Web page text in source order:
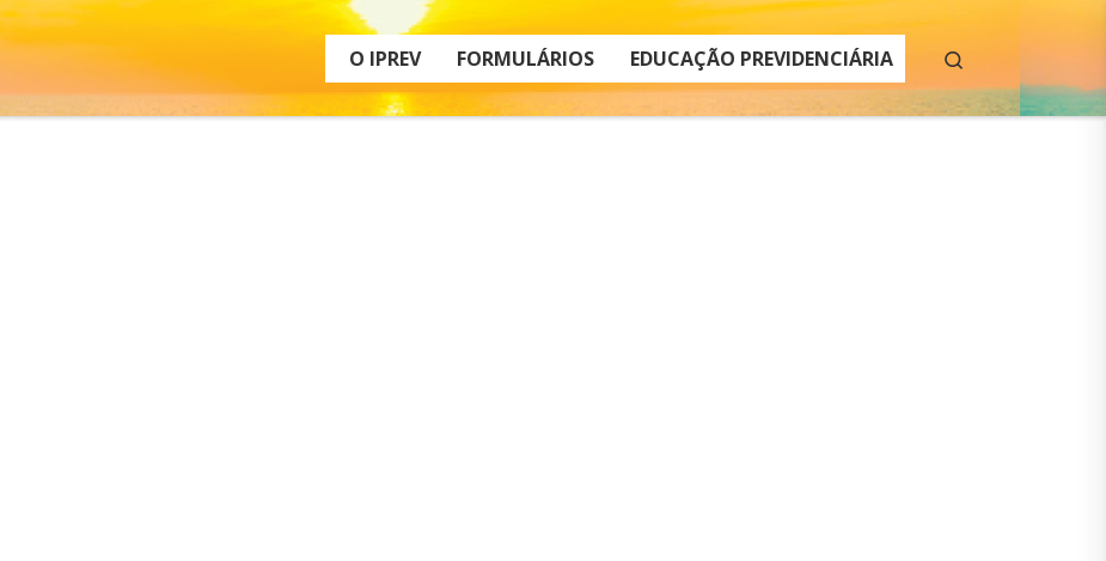
O IPREV FORMULÁRIOS EDUCAÇÃO PREVIDENCIÁRIA